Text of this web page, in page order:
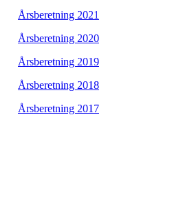
Årsberetning 2021
Årsberetning 2020
Årsberetning 2019
Årsberetning 2018
Årsberetning 2017